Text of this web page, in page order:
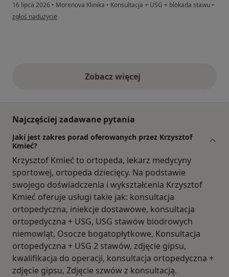
16 lipca 2026 • Morenova Klinika • Konsultacja + USG + blokada stawu •
w opinii użytkownika Anna Miksza
zgłoś nadużycie
Zobacz więcejopinie powyżej
Najczęściej zadawane pytania
Jaki jest zakres porad oferowanych przez Krzysztof
Kmieć?
Krzysztof Kmieć to ortopeda, lekarz medycyny
sportowej, ortopeda dziecięcy. Na podstawie
swojego doświadczenia i wykształcenia Krzysztof
Kmieć oferuje usługi takie jak: konsultacja
ortopedyczna, iniekcje dostawowe, konsultacja
ortopedyczna + USG, USG stawów biodrowych
niemowląt, Osocze bogatopłytkowe, Konsultacja
ortopedyczna + USG 2 stawów, zdjęcie gipsu,
kwalifikacja do operacji, konsultacja ortopedyczna +
zdjęcie gipsu, Zdjęcie szwów z konsultacją.